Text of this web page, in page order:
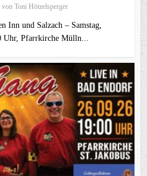
von Toni Hötzelsperger
Inn und Salzach – Samstag,
Uhr, Pfarrkirche Mülln...